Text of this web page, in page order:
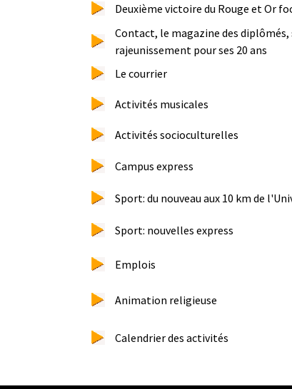
Deuxième victoire du Rouge et Or
Contact, le magazine des diplômés,
rajeunissement pour ses 20 ans
Le courrier
Activités musicales
Activités socioculturelles
Campus express
Sport: du nouveau aux 10 km de
Sport: nouvelles express
Emplois
Animation religieuse
Calendrier des activités